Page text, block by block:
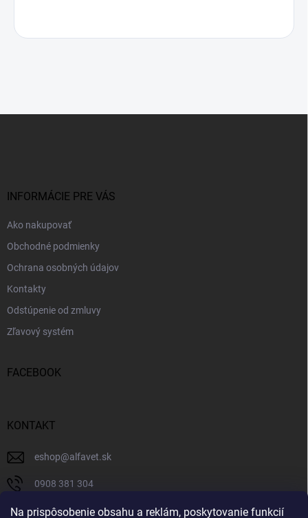
Na prispôsobenie obsahu a reklám, poskytovanie funkcií
INFORMÁCIE PRE VÁS
Ako nakupovať
Obchodné podmienky
Ochrana osobných údajov
Kontakty
Odstúpenie od zmluvy
Zľavový systém
FACEBOOK
KONTAKT
eshop@alfavet.sk
0908 381 304
0908 381 304